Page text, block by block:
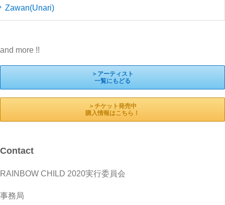
Zawan(Unari)
and more !!
＞アーティスト
一覧にもどる
＞チケット発売中
購入情報はこちら！
Contact
RAINBOW CHILD 2020実行委員会
事務局